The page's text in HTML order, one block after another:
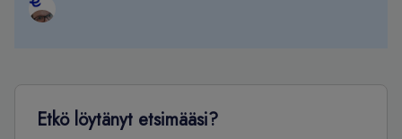
Etkö löytänyt etsimääsi?